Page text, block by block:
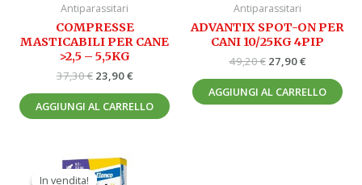
Antiparassitari
COMPRESSE
MASTICABILI PER CANE
>2,5 – 5,5KG
37,30€ 23,90€
AGGIUNGI AL CARRELLO
Antiparassitari
ADVANTIX SPOT-ON PER
CANI 10/25KG 4PIP
49,20€ 27,90€
AGGIUNGI AL CARRELLO
In vendita!
In vendita!
Il
prezzo